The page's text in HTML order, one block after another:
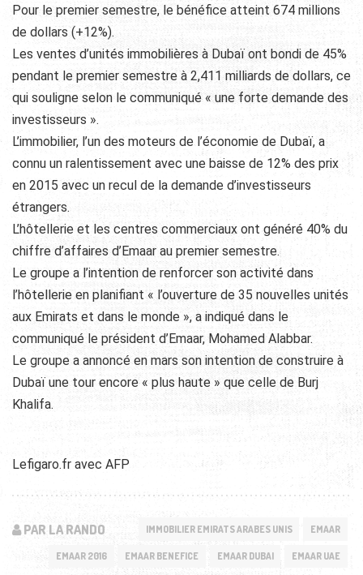
Pour le premier semestre, le bénéfice atteint 674 millions
de dollars (+12%).
Les ventes d’unités immobilières à Dubaï ont bondi de 45%
pendant le premier semestre à 2,411 milliards de dollars, ce
qui souligne selon le communiqué « une forte demande des
investisseurs ».
L’immobilier, l’un des moteurs de l’économie de Dubaï, a
connu un ralentissement avec une baisse de 12% des prix
en 2015 avec un recul de la demande d’investisseurs
étrangers.
L’hôtellerie et les centres commerciaux ont généré 40% du
chiffre d’affaires d’Emaar au premier semestre.
Le groupe a l’intention de renforcer son activité dans
l’hôtellerie en planifiant « l’ouverture de 35 nouvelles unités
aux Emirats et dans le monde », a indiqué dans le
communiqué le président d’Emaar, Mohamed Alabbar.
Le groupe a annoncé en mars son intention de construire à
Dubaï une tour encore « plus haute » que celle de Burj
Khalifa.
Lefigaro.fr avec AFP
PAR LA RANDO IMMOBILIER EMIRATS ARABES UNIS EMAAR
EMAAR 2016 EMAAR BENEFICE EMAAR DUBAI EMAAR UAE